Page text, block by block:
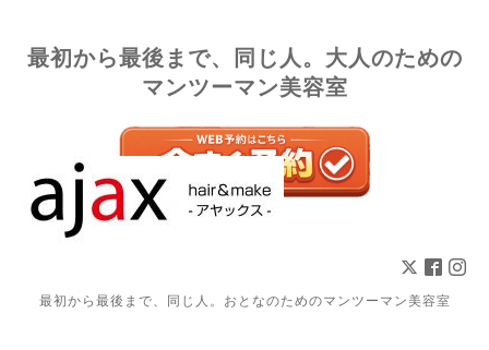
最初から最後まで、同じ人。大人のための
マンツーマン美容室
最初から最後まで、同じ人。おとなのためのマンツーマン美容室